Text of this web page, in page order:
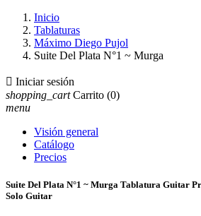
Inicio
Tablaturas
Máximo Diego Pujol
Suite Del Plata N°1 ~ Murga
 Iniciar sesión
shopping_cart Carrito (0)
menu
Visión general
Catálogo
Precios
Suite Del Plata N°1 ~ Murga Tablatura Guitar
Solo Guitar